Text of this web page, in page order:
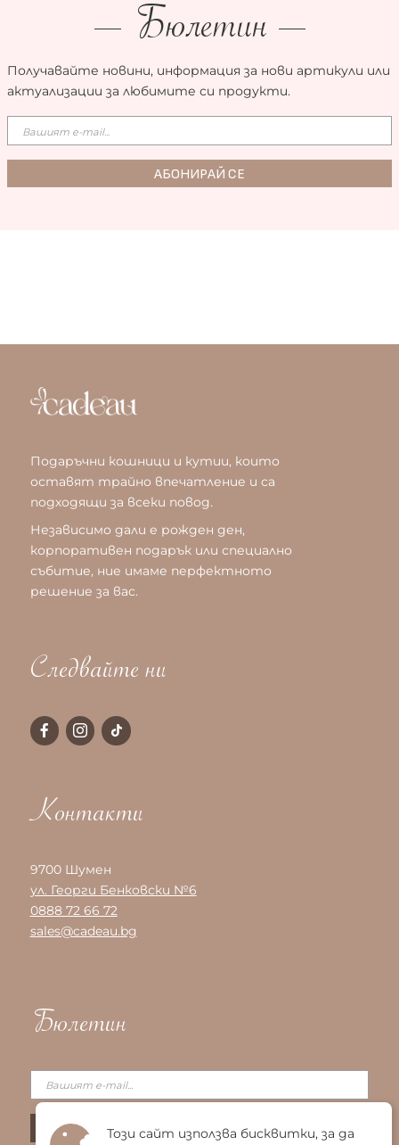
Бюлетин
Получавайте новини, информация за нови артикули или
актуализации за любимите си продукти.
Подаръчни кошници и кутии, които
оставят трайно впечатление и са
подходящи за всеки повод.
Независимо дали е рожден ден,
корпоративен подарък или специално
събитие, ние имаме перфектното
решение за вас.
Следвайте ни
Контакти
9700 Шумен
ул. Георги Бенковски №6
0888 72 66 72
sales@cadeau.bg
Бюлетин
Този сайт използва бисквитки, за да